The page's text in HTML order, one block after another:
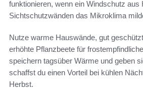
funktionieren, wenn ein Windschutz aus
Sichtschutzwänden das Mikroklima
Nutze warme Hauswände, gut
erhöhte Pflanzbeete für
speichern tagsüber Wärme und geben
schaffst du einen Vorteil bei kühlen
Herbst.